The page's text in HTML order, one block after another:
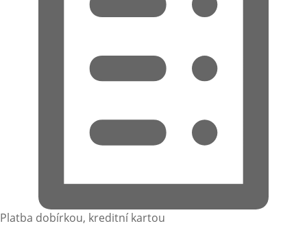
Platba dobírkou, kreditní kartou